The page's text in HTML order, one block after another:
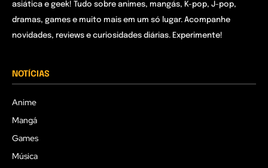
asiática e geek! Tudo sobre animes, mangás, K-pop, J-pop,
dramas, games e muito mais em um só lugar. Acompanhe
novidades, reviews e curiosidades diárias. Experimente!
NOTÍCIAS
Anime
Mangá
Games
Música